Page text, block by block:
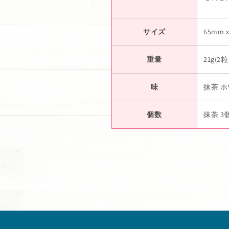
サイズ 65mm
重量 21g(2
味 抹茶
個数 抹茶 3